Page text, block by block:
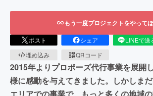
もう一度プロジェクトをやって
ポスト シェア LINEで送
埋め込み
QRコード
2015年よりプロポーズ代行事業を展開
様に感動を与えてきました。しかしま
エリアでの事業で、もっと多くの地域